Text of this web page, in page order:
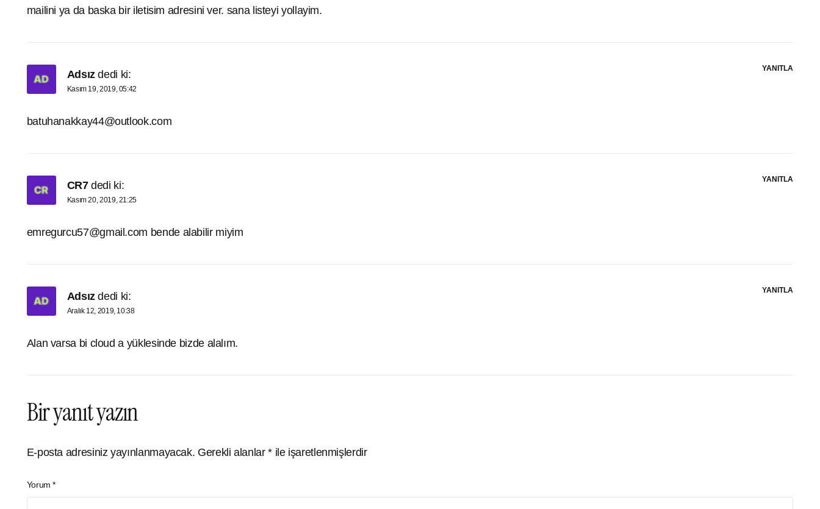
mailini ya da baska bir iletisim adresini ver. sana listeyi yollayim.
Adsız dedi ki:
Kasım 19, 2019, 05:42
batuhanakkay44@outlook.com
YANITLA
CR7 dedi ki:
Kasım 20, 2019, 21:25
emregurcu57@gmail.com bende alabilir miyim
YANITLA
Adsız dedi ki:
Aralık 12, 2019, 10:38
Alan varsa bi cloud a yüklesinde bizde alalım.
YANITLA
Bir yanıt yazın
E-posta adresiniz yayınlanmayacak. Gerekli alanlar*ile işaretlenmişlerdir
Yorum*